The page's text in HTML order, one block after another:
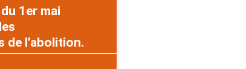
1er mai
de l’abolition.